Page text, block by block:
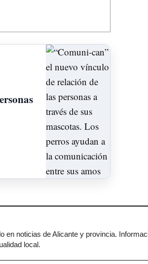
en noticias de Alicante y provincia.
local.